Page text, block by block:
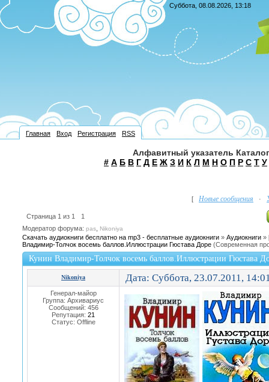
Суббота, 08.08.2026, 13:18
Главная Вход Регистрация RSS
Алфавитный указатель
# А Б В Г Д Е Ж З И К Л М Н О П Р С Т У
[ Новые сообщения ·
Страница 1 из 1
1
Модератор форума: pas Nikoniya
Скачать аудиокниги бесплатно на mp3 - бесплатные аудиокниги » Аудиокниги »
Владимир-Толчок восемь баллов.Иллюстрации Гюстава Доре (Современная
Кунин Владимир-Толчок восемь баллов.Иллюстрации Гюстава
Nikoniya Дата: Суббота, 23.07.2011,
Генерал-майор
Группа: Архивариус
Сообщений: 456
Репутация: 21
Статус: Offline